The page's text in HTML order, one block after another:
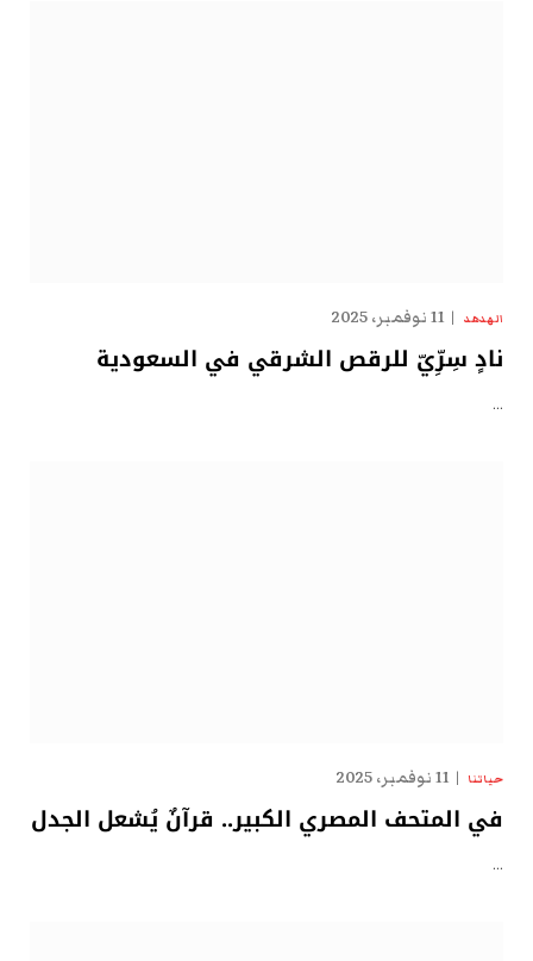
الهدهد 11 نوفمبر، 2025
نادٍ سِرِّيّ للرقص الشرقي في السعودية
…
حياتنا 11 نوفمبر، 2025
في المتحف المصري الكبير.. قرآنٌ يُشعل الجدل
…